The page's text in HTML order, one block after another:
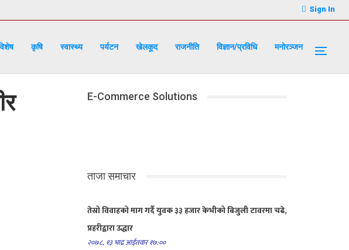
Sign In
कृषि स्वास्थ्य पर्यटन खेलकूद राजनीति विज्ञान/प्रविधि मनोरञ्जन
E-Commerce Solutions
ताजा समाचार
तेस्रो विवाहको माग गर्दै युवक ३३ हजार केभीको बिजुली टावरमा चढे,
प्रहरीद्वारा उद्धार
२०७८, १३ भाद्र आईतवार १७:००